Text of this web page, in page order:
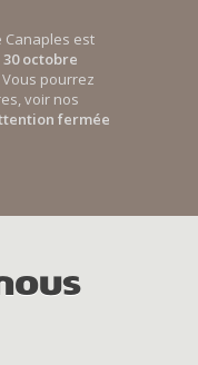
Canaples est
30 octobre
Vous pourrez
voir nos
fermée